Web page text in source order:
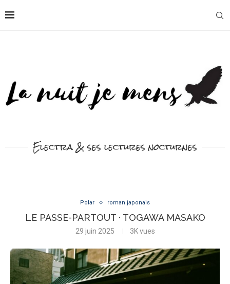
Electra & ses lectures nocturnes
Polar roman japonais
LE PASSE-PARTOUT · TOGAWA MASAKO
29 juin 2025 3Kvues